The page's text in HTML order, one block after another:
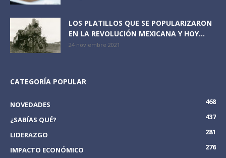
LOS PLATILLOS QUE SE POPULARIZARON
EN LA REVOLUCIÓN MEXICANA Y HOY...
24 noviembre 2021
CATEGORÍA POPULAR
NOVEDADES
468
¿SABÍAS QUÉ?
437
LIDERAZGO
281
IMPACTO ECONÓMICO
276